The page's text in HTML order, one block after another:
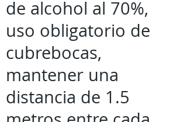
de alcohol al 70%,
uso obligatorio de
cubrebocas,
mantener una
distancia de 1.5